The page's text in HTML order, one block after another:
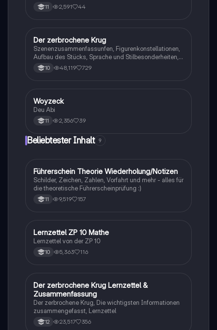
11 2,591 44
Deutsch
Der zerbrochene Krug
Szenenzusammenfassunfen, Figurenkonstellationen,
Aufbau des Stücks, Sprache und Stilbesonderheiten,
Aussageabsicht, Thematik, Interpretation
10 48,119 729
Deutsch
Woyzeck
Deu Abi
11 2,356 39
Beliebtester Inhalt 9
FLerntipps
Führerschein Theorie Wiederholung/Notizen
Schilder, Zeichen, Zahlen, Vorfahrt und mehr - alles für
die theoretische Führerscheinprüfung :)
11 9,519 157
Mathe
Lernzettel ZP 10 Mathe
Lernzettel von der ZP 10
10 5,363 116
Deutsch
Der zerbrochene Krug Lernzettel &
Zusammenfassung
Der zerbrochene Krug, Die wichtigsten Informationen
zusammengefasst, Lernzettel
12 23,517 356